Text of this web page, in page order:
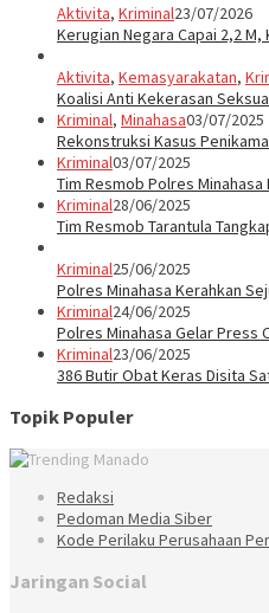
Aktivita, Kriminal23/07/2026
Kerugian Negara Capai 2,2
Aktivita, Kemasyarakatan,
Koalisi Anti Kekerasan
Kriminal, Minahasa03/07/2025
Rekonstruksi Kasus
Kriminal03/07/2025
Tim Resmob Polres
Kriminal28/06/2025
Tim Resmob Tarantula
Kriminal25/06/2025
Polres Minahasa Kerahkan
Kriminal24/06/2025
Polres Minahasa Gelar Press
Kriminal23/06/2025
386 Butir Obat Keras Disita
Topik Populer
Redaksi
Pedoman Media Siber
Kode Perilaku Perusahaan
Jaringan Social